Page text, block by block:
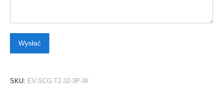
SKU: EV-SCG-T2-32-3P-W